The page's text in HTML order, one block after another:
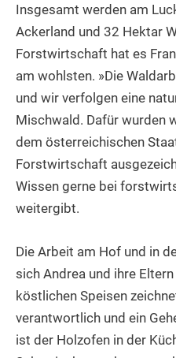
Insgesamt werden am
Ackerland und 32 Hektar
Forstwirtschaft hat es
am wohlsten. »Die
und wir verfolgen eine
Mischwald. Dafür wurden
dem österreichischen
Forstwirtschaft
Wissen gerne bei
weitergibt.
Die Arbeit am Hof und in
sich Andrea und ihre
köstlichen Speisen
verantwortlich und ein
ist der Holzofen in der